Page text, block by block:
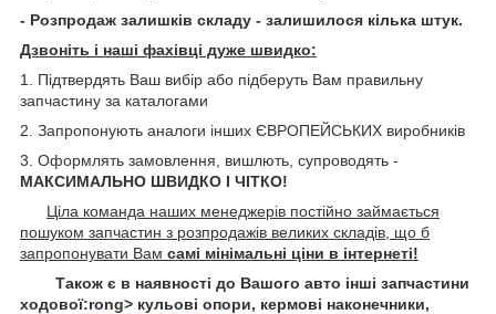
- Розпродаж залишків складу - залишилося кілька штук.
Дзвоніть і наші фахівці дуже швидко:
1. Підтвердять Ваш вибір або підберуть Вам правильну
запчастину за каталогами
2. Запропонують аналоги інших ЄВРОПЕЙСЬКИХ виробників
3. Оформлять замовлення, вишлють, супроводять -
МАКСИМАЛЬНО ШВИДКО І ЧІТКО!
Ціла команда наших менеджерів постійно займається
пошуком запчастин з розпродажів великих складів, що б
запропонувати Вам самі мінімальні ціни в інтернеті!
Також є в наявності до Вашого авто інші запчастини
ходової:rong> кульові опори, кермові наконечники,